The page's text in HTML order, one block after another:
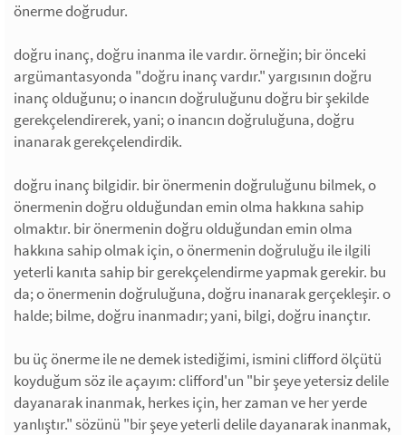
önerme doğrudur.
doğru inanç, doğru inanma ile vardır. örneğin; bir önceki
argümantasyonda "doğru inanç vardır." yargısının doğru
inanç olduğunu; o inancın doğruluğunu doğru bir şekilde
gerekçelendirerek, yani; o inancın doğruluğuna, doğru
inanarak gerekçelendirdik.
doğru inanç bilgidir. bir önermenin doğruluğunu bilmek, o
önermenin doğru olduğundan emin olma hakkına sahip
olmaktır. bir önermenin doğru olduğundan emin olma
hakkına sahip olmak için, o önermenin doğruluğu ile ilgili
yeterli kanıta sahip bir gerekçelendirme yapmak gerekir. bu
da; o önermenin doğruluğuna, doğru inanarak gerçekleşir. o
halde; bilme, doğru inanmadır; yani, bilgi, doğru inançtır.
bu üç önerme ile ne demek istediğimi, ismini clifford ölçütü
koyduğum söz ile açayım: clifford'un "bir şeye yetersiz delile
dayanarak inanmak, herkes için, her zaman ve her yerde
yanlıştır." sözünü "bir şeye yeterli delile dayanarak inanmak,